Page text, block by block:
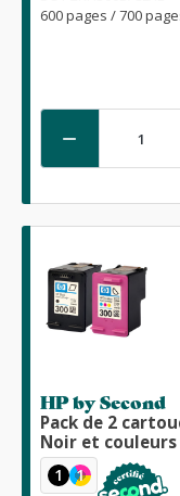
600 pages / 700

HP by Second
Pack de 2
Noir et couleurs
1 1